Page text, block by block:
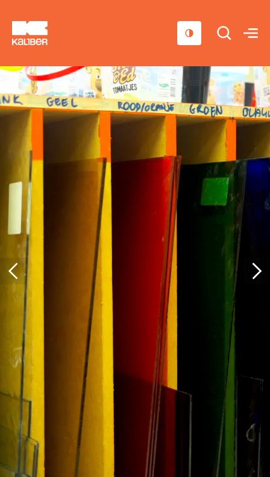
Cursussen
Scholen
Sociaal domein
Over ons
Nieuws & Agenda
Contact